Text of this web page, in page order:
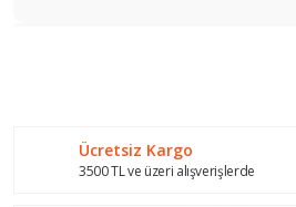
Ürün resmi kalitesiz, bozuk veya
Ücretsiz Kargo
3500 TL ve üzeri alışverişlerde